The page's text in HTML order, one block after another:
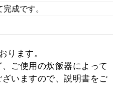
成です。
ります。
ご使用の炊飯器によって
いますので、説明書をご